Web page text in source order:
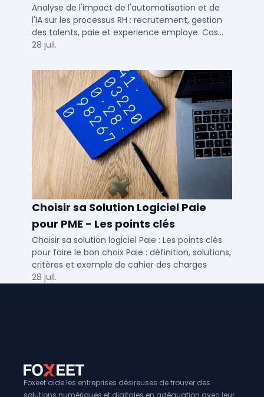
talents RH
Analyse de l'impact de l'automatisation et de
l'IA sur les processus RH : recrutement, gestion
des talents, paie et experience employe. Cas
concrets pour TPE, PME et ETI en 2026.
28 juil.
Choisir sa Solution Logiciel Paie
pour PME - Les points clés
Choisir sa solution logiciel Paie : Les points clés
pour faire le bon choix Paie : définition, solutions,
critères et exemple de cahier des charges
28 juil.
Foxeet aide les entreprises désireuses de trouver des
solutions numériques et digitales en adéquation avec leur